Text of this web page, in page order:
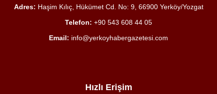
Adres: Haşim Kılıç, Hükümet Cd. No: 9, 66900 Yerköy/Yozgat
Telefon: +90 543 608 44 05
Email: info@yerkoyhabergazetesi.com
Hızlı Erişim